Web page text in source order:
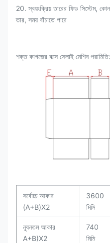
20. স্বয়ংক্রিয় তারের ফিড সিস্টেম,
তার, সময় বাঁচাতে পারে
শক্ত কাগজের বাক্স সেলাই মেশিন পরামিতি:
সর্বোচ্চ আকার
(A+B)X2
3600
মিমি
ন্যূনতম আকার
A+B)X2
740
মিমি